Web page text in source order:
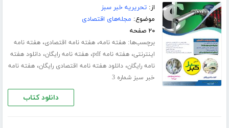
از:تحریریه خبر سبز
موضوع: مجله‌های اقتصادی
۲۰ صفحه
برچسب‌ها:هفته نامه،هفته نامه اقتصادی،هفته نامه
اینترنتی،هفته نامه pdf ،هفته نامه رایگان،دانلود هفته
نامه رایگان،دانلود هفته نامه اقتصادی رایگان،هفته نامه
خبر سبز شماره 3
دانلود کتاب